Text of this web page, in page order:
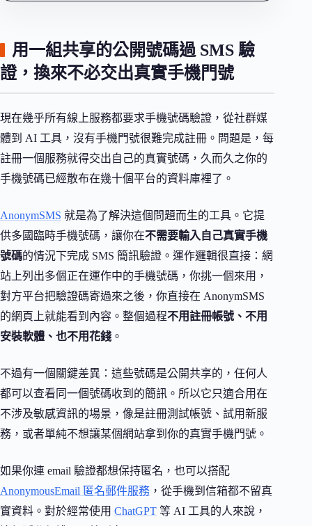
用一組共享的公開號碼過 SMS 驗
證，換來不必交出真實手機門號
現在幾乎所有線上服務都要求手機號碼驗證，從社群媒
體到 AI 工具，沒有手機門號很難完成註冊。問題是，每
註冊一個服務就得交出自己的真實號碼，久而久之你的
手機號碼已經散布在幾十個平台的資料庫裡了。
AnonymSMS 就是為了解決這個問題而生的工具。它提
供多國臨時手機號碼，讓你在不需要輸入自己真實手機
號碼的情況下完成 SMS 簡訊驗證。運作邏輯很直接：網
站上列出多個正在運作中的手機號碼，你挑一個來用，
對方平台把驗證碼寄過來之後，你直接在 AnonymSMS
的網頁上就能看到內容。整個過程不用註冊帳號、不用
安裝軟體、也不用花錢 。
不過有一個關鍵差異：這些號碼是公開共享的，任何人
都可以查看同一個號碼收到的簡訊。所以它只適合用在
不涉及敏感資訊的場景，像是註冊測試帳號、試用新服
務，或者單純不想讓某個網站拿到你的真實手機門號。
如果你連 email 驗證都想保持匿名，也可以搭配
AnonymousEmail 匿名郵件服務 ，從手機到信箱都不留真
實資料。對於經常使用 ChatGPT 等 AI 工具的人來說，